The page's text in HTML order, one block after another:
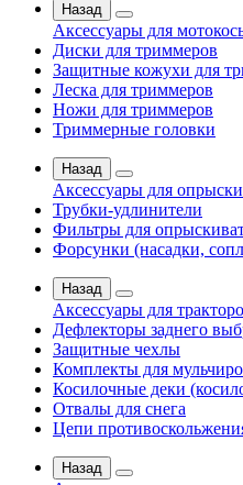
Назад
Аксессуары для
Диски для триммеров
Защитные кожухи для
Леска для триммеров
Ножи для триммеров
Триммерные головки
Назад
Аксессуары для
Трубки-удлинители
Фильтры для
Форсунки (насадки,
Назад
Аксессуары для
Дефлекторы заднего
Защитные чехлы
Комплекты для
Косилочные деки
Отвалы для снега
Цепи
Назад